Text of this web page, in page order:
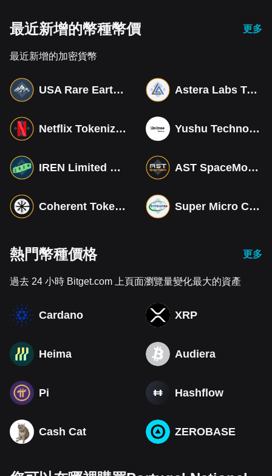
最近新增的幣種幣價 更多
最近新增的加密貨幣
USA Rare Earth Tokenized bStocks Astera Labs Tokenized bStocks
Netflix Tokenized bStocks Yushu Technology Co (Derivatives)
IREN Limited Tokenized bStocks AST SpaceMobile Tokenized bStocks
Coherent Tokenized bStocks Super Micro Computer Tokenized bStocks
熱門幣種價格 更多
過去 24 小時 Bitget.com 上頁面瀏覽量變化最大的資產
Cardano XRP
Heima Audiera
Pi Hashflow
Cash Cat ZEROBASE